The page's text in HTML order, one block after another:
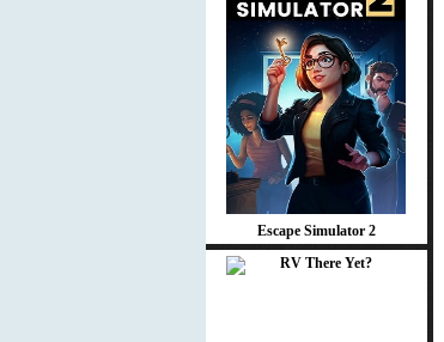
Escape Simulator 2